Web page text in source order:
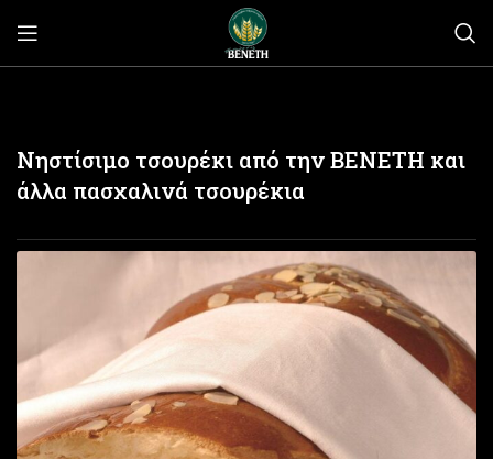
Νηστίσιμο τσουρέκι από την ΒΕΝΕΤΗ και
άλλα πασχαλινά τσουρέκια